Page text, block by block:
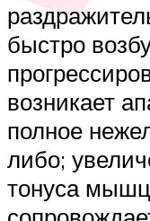
быстро
возникает
полное
либо;
тонуса